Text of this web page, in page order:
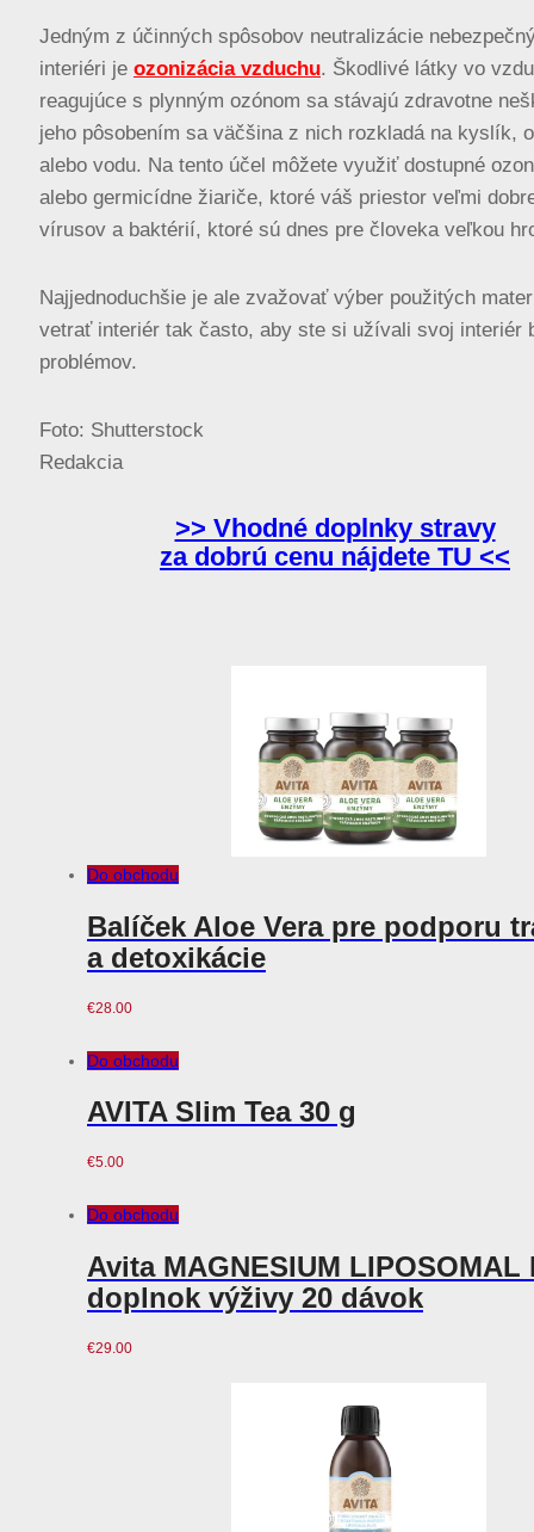
Jedným z účinných spôsobov neutralizácie
interiéri je ozonizácia vzduchu. Škodlivé látky vo
reagujúce s plynným ozónom sa stávajú zdravotne
jeho pôsobením sa väčšina z nich rozkladá na kyslík,
alebo vodu. Na tento účel môžete využiť dostupné
alebo germicídne žiariče, ktoré váš priestor veľmi
vírusov a baktérií, ktoré sú dnes pre človeka veľkou
Najjednoduchšie je ale zvažovať výber použitých
vetrať interiér tak často, aby ste si užívali svoj interiér
problémov.
Foto: Shutterstock
Redakcia
>> Vhodné doplnky stravy
za dobrú cenu nájdete TU <<
Do obchodu
Balíček Aloe Vera pre podporu
a detoxikácie
€28.00
Do obchodu
AVITA Slim Tea 30 g
€5.00
Do obchodu
Avita MAGNESIUM LIPOSOMAL
doplnok výživy 20 dávok
€29.00